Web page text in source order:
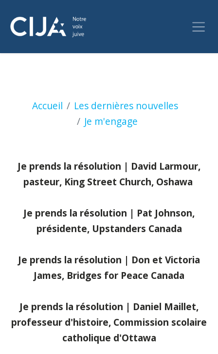
Accueil
Les dernières nouvelles
Je m'engage
Vidéos
Je prends la résolution | David Larmour,
pasteur, King Street Church, Oshawa
Je prends la résolution | Pat Johnson,
présidente, Upstanders Canada
Je prends la résolution | Don et Victoria
James, Bridges for Peace Canada
Je prends la résolution | Daniel Maillet,
professeur d'histoire, Commission scolaire
catholique d'Ottawa